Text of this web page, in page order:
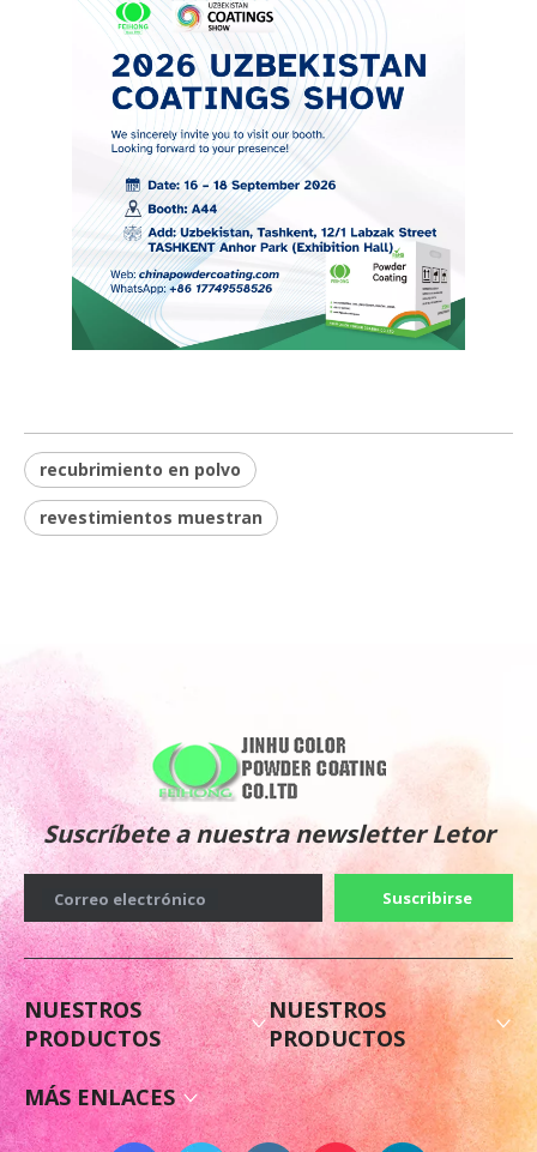
recubrimiento en polvo
revestimientos muestran
Suscríbete a nuestra newsletter Letor
Correo electrónico Suscribirse
NUESTROS
PRODUCTOS
NUESTROS
PRODUCTOS
MÁS ENLACES